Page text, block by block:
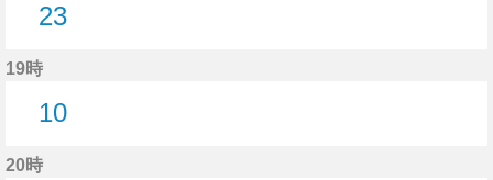
23
19時
10
20時